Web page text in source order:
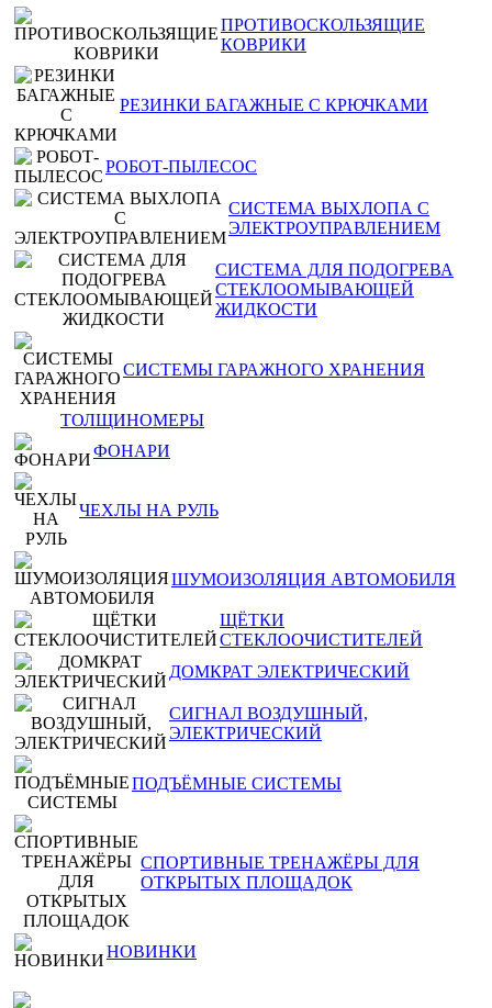
ПРОТИВОСКОЛЬЗЯЩИЕ
КОВРИКИ
РЕЗИНКИ БАГАЖНЫЕ С КРЮЧКАМИ
РОБОТ-ПЫЛЕСОС
СИСТЕМА ВЫХЛОПА С
ЭЛЕКТРОУПРАВЛЕНИЕМ
СИСТЕМА ДЛЯ ПОДОГРЕВА
СТЕКЛООМЫВАЮЩЕЙ
ЖИДКОСТИ
СИСТЕМЫ ГАРАЖНОГО ХРАНЕНИЯ
ТОЛЩИНОМЕРЫ
ФОНАРИ
ЧЕХЛЫ НА РУЛЬ
ШУМОИЗОЛЯЦИЯ АВТОМОБИЛЯ
ЩЁТКИ
СТЕКЛООЧИСТИТЕЛЕЙ
ДОМКРАТ ЭЛЕКТРИЧЕСКИЙ
СИГНАЛ ВОЗДУШНЫЙ,
ЭЛЕКТРИЧЕСКИЙ
ПОДЪЁМНЫЕ СИСТЕМЫ
СПОРТИВНЫЕ ТРЕНАЖЁРЫ ДЛЯ
ОТКРЫТЫХ ПЛОЩАДОК
НОВИНКИ